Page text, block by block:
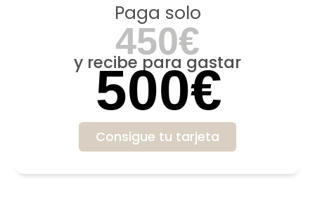
Paga solo
450€
y recibe para gastar
500€
Consigue tu tarjeta